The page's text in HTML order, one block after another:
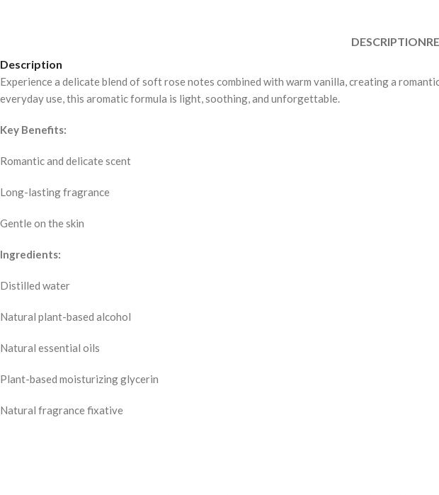
DESCRIPTION
Description
Experience a delicate blend of soft rose notes combined with warm vanilla, creating a
everyday use, this aromatic formula is light, soothing, and unforgettable.
Key Benefits:
Romantic and delicate scent
Long-lasting fragrance
Gentle on the skin
Ingredients:
Distilled water
Natural plant-based alcohol
Natural essential oils
Plant-based moisturizing glycerin
Natural fragrance fixative